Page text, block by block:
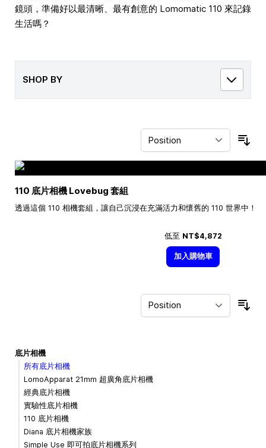
鏡頭，準備好以最清晰、最有創意的 Lomomatic 110 來記錄
生活嗎？
SHOP BY
110 底片相機 Lovebug 套組
透過這個 110 相機套組，讓自己沉浸在充滿活力和懷舊的 110 世界中！
低至 NT$4,872
加入購物車
底片相機
所有底片相機
LomoApparat 21mm 超廣角底片相機
經典底片相機
實驗性底片相機
110 底片相機
Diana 底片相機家族
Simple Use 即可拍底片相機系列